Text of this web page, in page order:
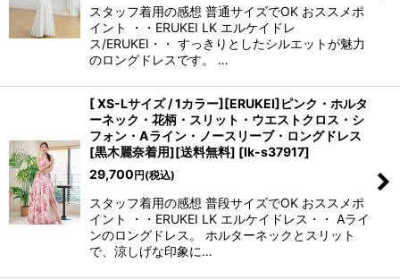
スタッフ着用の感想 普通サイズでOK おススメポ
イント ・・ERUKEI LK エルケイドレ
ス/ERUKEI・・ すっきりとしたシルエットが魅力
のロングドレスです。 …
[ XS-Lサイズ / 1カラー][ERUKEI]ピンク・ホルタ
ーネック・花柄・スリット・ウエストクロス・シ
フォン・Aライン・ノースリーブ・ロングドレス
[黒木麗奈着用][送料無料] [lk-s37917]
29,700円(税込)
スタッフ着用の感想 普段サイズでOK おススメポ
イント ・・ERUKEI LK エルケイドレス・・ Aライ
ンのロングドレス。 ホルターネックとスリット
で、涼しげな印象に…